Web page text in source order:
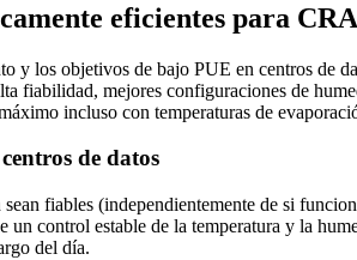
eficientes para
y los objetivos de bajo PUE en centros de
fiabilidad, mejores configuraciones de
incluso con temperaturas de
de datos
fiables (independientemente de si
control estable de la temperatura y la
del día.